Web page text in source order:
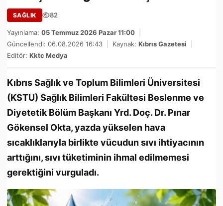
SAĞLIK 82
Yayınlama: 05 Temmuz 2026 Pazar 11:00
Güncellendi: 06.08.2026 16:43
Kaynak: Kıbrıs Gazetesi
Editör: Kktc Medya
Kıbrıs Sağlık ve Toplum Bilimleri Üniversitesi
(KSTU) Sağlık Bilimleri Fakültesi Beslenme ve
Diyetetik Bölüm Başkanı Yrd. Doç. Dr. Pınar
Gökensel Okta, yazda yükselen hava
sıcaklıklarıyla birlikte vücudun sıvı ihtiyacının
arttığını, sıvı tüketiminin ihmal edilmemesi
gerektiğini vurguladı.